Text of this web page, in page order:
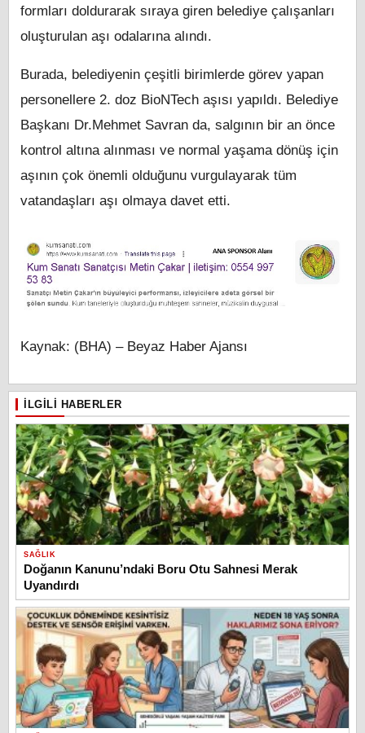
formları doldurarak sıraya giren belediye çalışanları
oluşturulan aşı odalarına alındı.
Burada, belediyenin çeşitli birimlerde görev yapan
personellere 2. doz BioNTech aşısı yapıldı. Belediye
Başkanı Dr.Mehmet Savran da, salgının bir an önce
kontrol altına alınması ve normal yaşama dönüş için
aşının çok önemli olduğunu vurgulayarak tüm
vatandaşları aşı olmaya davet etti.
Kaynak: (BHA) – Beyaz Haber Ajansı
İLGILI HABERLER
SAĞLIK
Doğanın Kanunu’ndaki Boru Otu Sahnesi Merak
Uyandırdı